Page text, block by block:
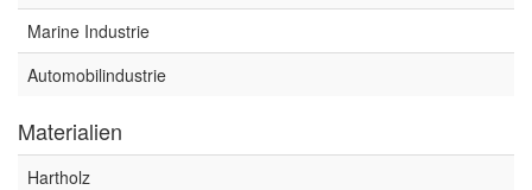
Marine Industrie
Automobilindustrie
Materialien
Hartholz